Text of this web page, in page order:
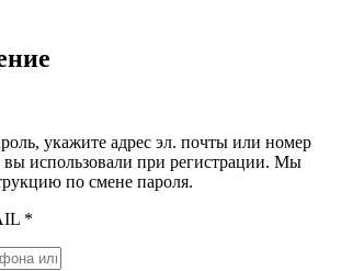
укажите адрес эл. почты или номер
вы использовали при регистрации. Мы
по смене пароля.
*